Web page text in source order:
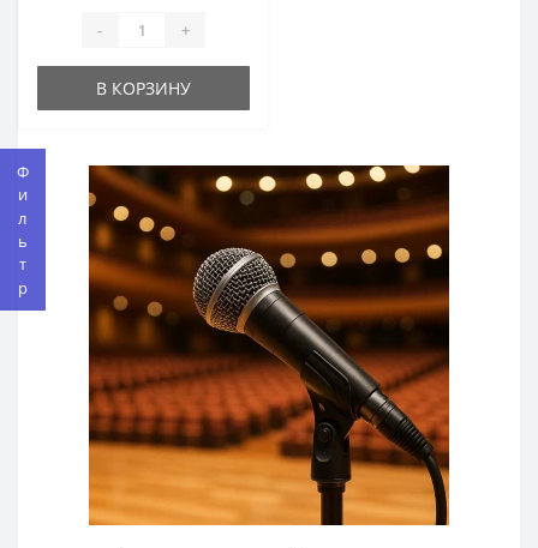
Фильтр
- +
В КОРЗИНУ